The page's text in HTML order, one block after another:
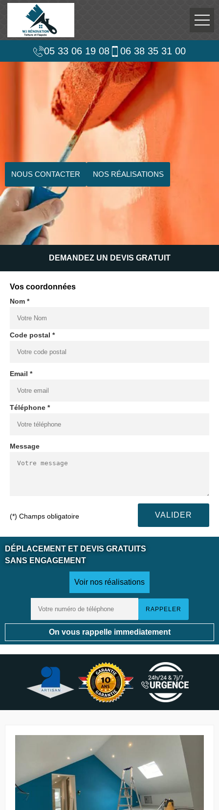
05 33 06 19 08 06 38 35 31 00
NOUS CONTACTER NOS RÉALISATIONS
DEMANDEZ UN DEVIS GRATUIT
Vos coordonnées
Nom *
Code postal *
Email *
Téléphone *
Message
(*) Champs obligatoire
DÉPLACEMENT ET DEVIS GRATUITS
SANS ENGAGEMENT
Voir nos réalisations
On vous rappelle immediatement